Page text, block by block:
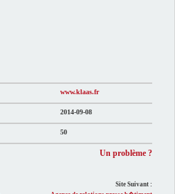
www.klaas.fr
2014-09-08
50
Un problème ?
Site Suivant :